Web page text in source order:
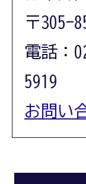
〒305-
電話：
5919
お問い